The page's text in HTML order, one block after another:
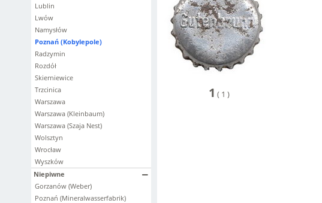
Lublin
Lwów
Namysłów
Poznań (Kobylepole)
Radzymin
Rozdół
Skierniewice
Trzcinica
Warszawa
Warszawa (Kleinbaum)
Warszawa (Szaja Nest)
Wolsztyn
Wrocław
Wyszków
Niepiwne
Gorzanów (Weber)
Poznań (Mineralwasserfabrik)
1 ( 1 )